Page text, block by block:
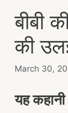
बीबी
की
March 30,
यह